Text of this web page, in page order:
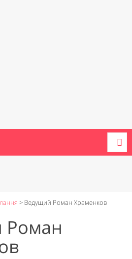
> Ведущий Роман Храменков
Роман